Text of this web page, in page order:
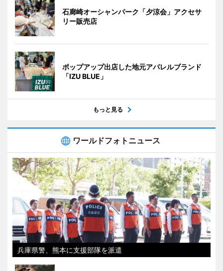
石廊崎オーシャンパーク「夕涼会」アクセサ
リー販売店
ポップアップ出店した地元アパレルブランド
「IZU BLUE」
もっと見る
ワールドフォトニュース
兵庫県警、熊本に支援部隊を派遣